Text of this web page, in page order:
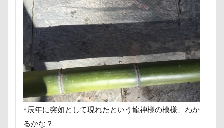
↑辰年に突如として現れたという龍神様の模様、わか
るかな？
絵画教室
細工蒲鉾 紬くん
紫陽花
紋次郎くん
紅葉 血液検査
被毛
石巻市
長野北部旅行 青木町公園
震災
雪
集合写真
階段
長野県
長野原町 長瀞屋 音雅
長瀞
長持ちオヤツ
長友心平 鐘
銀行印
銀座ミレージャギャラリー
鈴木福
野菜ジャーキー